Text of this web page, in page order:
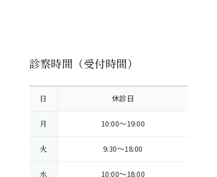
診察時間（受付時間）
日
月
火
水
休診日
10:00～19:00
9:30～18:00
10:00～18:00